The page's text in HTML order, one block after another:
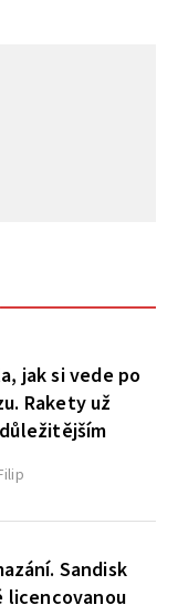
jak si vede po
Rakety už
Sandisk
licencovanou